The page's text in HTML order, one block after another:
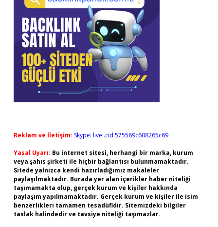
Reklam ve İletişim: Skype: live:.cid.575569c608265c69
Yasal Uyarı: Bu internet sitesi, herhangi bir marka, kurum
veya şahıs şirketi ile hiçbir bağlantısı bulunmamaktadır.
Sitede yalnızca kendi hazırladığımız makaleler
paylaşılmaktadır. Burada yer alan içerikler haber niteliği
taşımamakta olup, gerçek kurum ve kişiler hakkında
paylaşım yapılmamaktadır. Gerçek kurum ve kişiler ile isim
benzerlikleri tamamen tesadüfidir. Sitemizdeki bilgiler
taslak halindedir ve tavsiye niteliği taşımazlar.